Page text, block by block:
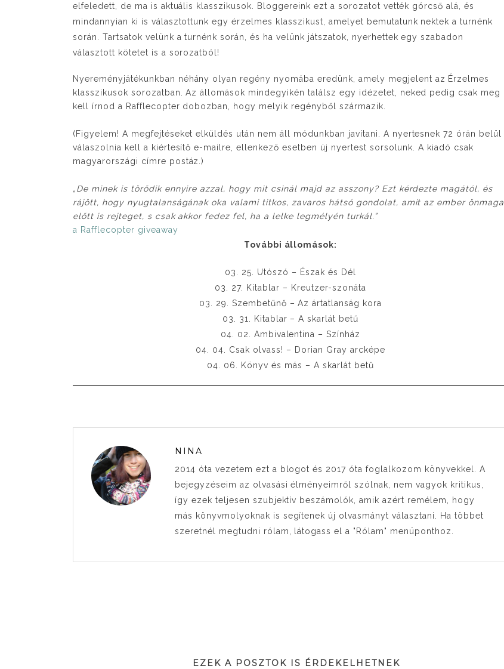
elfeledett, de ma is aktuális klasszikusok. Bloggereink ezt a sorozatot vették górcső alá, és
mindannyian ki is választottunk egy érzelmes klasszikust, amelyet bemutatunk nektek a turnénk
során. Tartsatok velünk a turnénk során, és ha velünk játszatok, nyerhettek egy szabadon
választott kötetet is a sorozatból!
Nyereményjátékunkban néhány olyan regény nyomába eredünk, amely megjelent az Érzelmes
klasszikusok sorozatban. Az állomások mindegyikén találsz egy idézetet, neked pedig csak meg
kell írnod a Rafflecopter dobozban, hogy melyik regényből származik.
(Figyelem! A megfejtéseket elküldés után nem áll módunkban javítani. A nyertesnek 72 órán belül
válaszolnia kell a kiértesítő e-mailre, ellenkező esetben új nyertest sorsolunk. A kiadó csak
magyarországi címre postáz.)
„De minek is törődik ennyire azzal, hogy mit csinál majd az asszony? Ezt kérdezte magától, és
rájött, hogy nyugtalanságának oka valami titkos, zavaros hátsó gondolat, amit az ember önmaga
előtt is rejteget, s csak akkor fedez fel, ha a lelke legmélyén turkál.”
a Rafflecopter giveaway
További állomások:
03. 25. Utószó – Észak és Dél
03. 27. Kitablar – Kreutzer-szonáta
03. 29. Szembetűnő – Az ártatlanság kora
03. 31. Kitablar – A skarlát betű
04. 02. Ambivalentina – Színház
04. 04. Csak olvass! – Dorian Gray arcképe
04. 06. Könyv és más – A skarlát betű
NINA
2014 óta vezetem ezt a blogot és 2017 óta foglalkozom könyvekkel. A
bejegyzéseim az olvasási élményeimről szólnak, nem vagyok kritikus,
így ezek teljesen szubjektív beszámolók, amik azért remélem, hogy
más könyvmolyoknak is segítenek új olvasmányt választani. Ha többet
szeretnél megtudni rólam, látogass el a "Rólam" menüponthoz.
EZEK A POSZTOK IS ÉRDEKELHETNEK